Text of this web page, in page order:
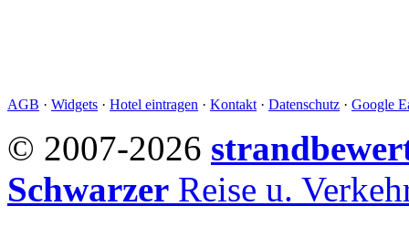
AGB · Widgets · Hotel eintragen · Kontakt · Datenschutz · Google
© 2007-2026
Schwarzer Reise u.